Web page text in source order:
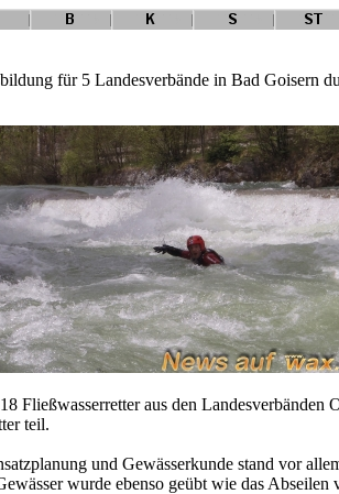
für 5 Landesverbände in Bad Goisern
Fließwasserretter aus den
teil.
und Gewässerkunde stand vor
wurde ebenso geübt wie das